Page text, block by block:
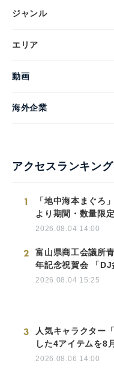
ジャンル
エリア
動画
海外企業
アクセスランキング
1
「地中海本まぐろ
より期間・数量限
2026.08.04 14:00
2
富山県商工会議所
年記念祝賀会 「
2026.08.04 15:25
3
人気キャラクター
した4アイテムを8
2026.08.06 14:00